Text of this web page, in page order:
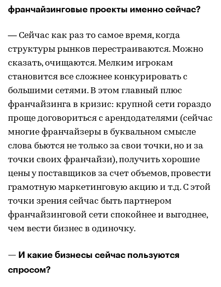
франчайзинговые проекты именно сейчас?
— Сейчас как раз то самое время, когда
структуры рынков перестраиваются. Можно
сказать, очищаются. Мелким игрокам
становится все сложнее конкурировать с
большими сетями. В этом главный плюс
франчайзинга в кризис: крупной сети гораздо
проще договориться с арендодателями (сейчас
многие франчайзеры в буквальном смысле
слова бьются не только за свои точки, но и за
точки своих франчайзи), получить хорошие
цены у поставщиков за счет объемов, провести
грамотную маркетинговую акцию и т.д. С этой
точки зрения сейчас быть партнером
франчайзинговой сети спокойнее и выгоднее,
чем вести бизнес в одиночку.
— И какие бизнесы сейчас пользуются
спросом?